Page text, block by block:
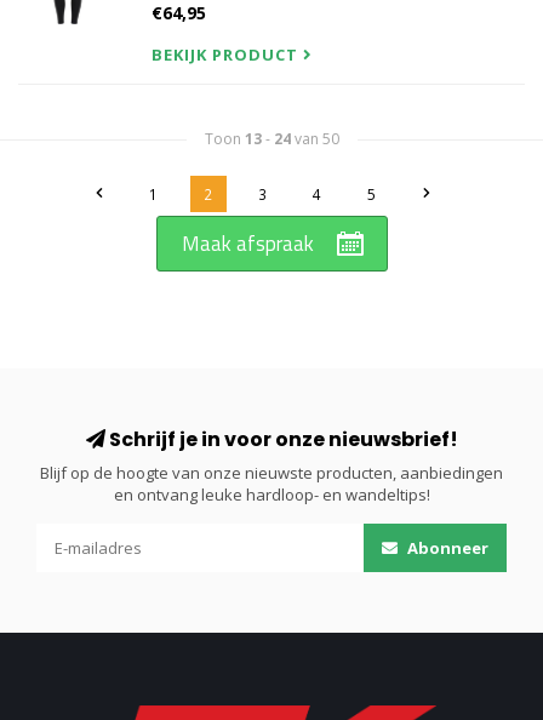
€64,95
BEKIJK PRODUCT
Toon 13- 24van 50
1 2 3 4 5
Maak afspraak
Schrijf je in voor onze nieuwsbrief!
Blijf op de hoogte van onze nieuwste producten, aanbiedingen
en ontvang leuke hardloop- en wandeltips!
Abonneer